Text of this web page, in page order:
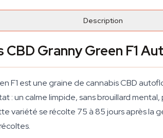
Description
CBD Granny Green F1
F1 est une graine de cannabis CBD
: un calme limpide, sans brouillard
variété se récolte 75 à 85 jours après la